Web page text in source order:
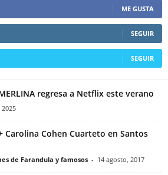
ME GUSTA
SEGUIR
SEGUIR
regresa a Netflix este verano
Carolina Cohen Cuarteto en Santos
de Farandula y famosos - 14 agosto, 2017